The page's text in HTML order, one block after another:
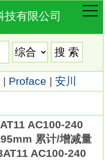
技有限公司
| Proface | 安川
AC100-240
累计/增减量
AC100-240